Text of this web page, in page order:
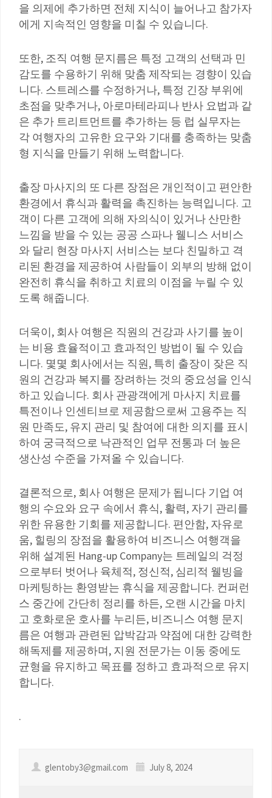
을 의제에 추가하면 전체 지식이 늘어나고 참가자
에게 지속적인 영향을 미칠 수 있습니다.
또한, 조직 여행 문지름은 특정 고객의 선택과 민
감도를 수용하기 위해 맞춤 제작되는 경향이 있습
니다. 스트레스를 수정하거나, 특정 긴장 부위에
초점을 맞추거나, 아로마테라피나 반사 요법과 같
은 추가 트리트먼트를 추가하는 등 럽 실무자는
각 여행자의 고유한 요구와 기대를 충족하는 맞춤
형 지식을 만들기 위해 노력합니다.
출장 마사지의 또 다른 장점은 개인적이고 편안한
환경에서 휴식과 활력을 촉진하는 능력입니다. 고
객이 다른 고객에 의해 자의식이 있거나 산만한
느낌을 받을 수 있는 공공 스파나 웰니스 서비스
와 달리 현장 마사지 서비스는 보다 친밀하고 격
리된 환경을 제공하여 사람들이 외부의 방해 없이
완전히 휴식을 취하고 치료의 이점을 누릴 수 있
도록 해줍니다.
더욱이, 회사 여행은 직원의 건강과 사기를 높이
는 비용 효율적이고 효과적인 방법이 될 수 있습
니다. 몇몇 회사에서는 직원, 특히 출장이 잦은 직
원의 건강과 복지를 장려하는 것의 중요성을 인식
하고 있습니다. 회사 관광객에게 마사지 치료를
특전이나 인센티브로 제공함으로써 고용주는 직
원 만족도, 유지 관리 및 참여에 대한 의지를 표시
하여 궁극적으로 낙관적인 업무 전통과 더 높은
생산성 수준을 가져올 수 있습니다.
결론적으로, 회사 여행은 문제가 됩니다 기업 여
행의 수요와 요구 속에서 휴식, 활력, 자기 관리를
위한 유용한 기회를 제공합니다. 편안함, 자유로
움, 힐링의 장점을 활용하여 비즈니스 여행객을
위해 설계된 Hang-up Company는 트레일의 걱정
으로부터 벗어나 육체적, 정신적, 심리적 웰빙을
마케팅하는 환영받는 휴식을 제공합니다. 컨퍼런
스 중간에 간단히 정리를 하든, 오랜 시간을 마치
고 호화로운 호사를 누리든, 비즈니스 여행 문지
름은 여행과 관련된 압박감과 약점에 대한 강력한
해독제를 제공하며, 지원 전문가는 이동 중에도
균형을 유지하고 목표를 정하고 효과적으로 유지
합니다.
.
glentoby3@gmail.com July 8, 2024